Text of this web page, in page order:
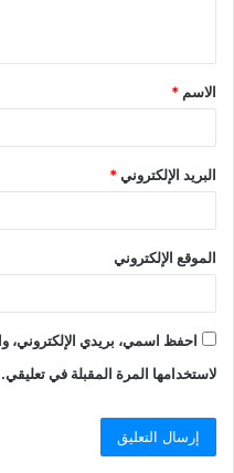
الاسم *
البريد الإلكتروني*
الموقع الإلكتروني
احفظ اسمي، بريدي الإلكتروني،
لاستخدامها المرة المقبلة في تعليقي.